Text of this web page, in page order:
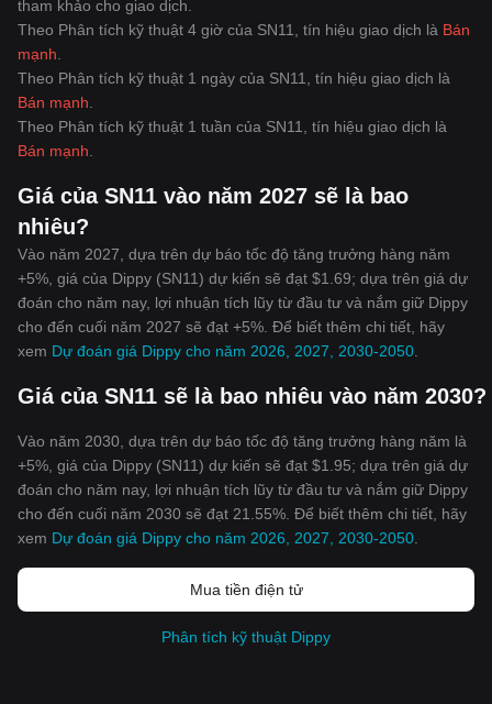
tham khảo cho giao dịch.
Theo Phân tích kỹ thuật 4 giờ của SN11, tín hiệu giao dịch là Bán
mạnh
Theo Phân tích kỹ thuật 1 ngày của SN11, tín hiệu giao dịch là
Bán mạnh
Theo Phân tích kỹ thuật 1 tuần của SN11, tín hiệu giao dịch là
Bán mạnh
Giá của SN11 vào năm 2027 sẽ là bao
nhiêu?
Vào năm 2027, dựa trên dự báo tốc độ tăng trưởng hàng năm
+5%, giá của Dippy (SN11) dự kiến sẽ đạt $1.69; dựa trên giá dự
đoán cho năm nay, lợi nhuận tích lũy từ đầu tư và nắm giữ Dippy
cho đến cuối năm 2027 sẽ đạt +5%. Để biết thêm chi tiết, hãy
xem Dự đoán giá Dippy cho năm 2026, 2027, 2030-2050
Giá của SN11 sẽ là bao nhiêu vào năm 2030?
Vào năm 2030, dựa trên dự báo tốc độ tăng trưởng hàng năm là
+5%, giá của Dippy (SN11) dự kiến sẽ đạt $1.95; dựa trên giá dự
đoán cho năm nay, lợi nhuận tích lũy từ đầu tư và nắm giữ Dippy
cho đến cuối năm 2030 sẽ đạt 21.55%. Để biết thêm chi tiết, hãy
xem Dự đoán giá Dippy cho năm 2026, 2027, 2030-2050
Mua tiền điện tử
Phân tích kỹ thuật Dippy